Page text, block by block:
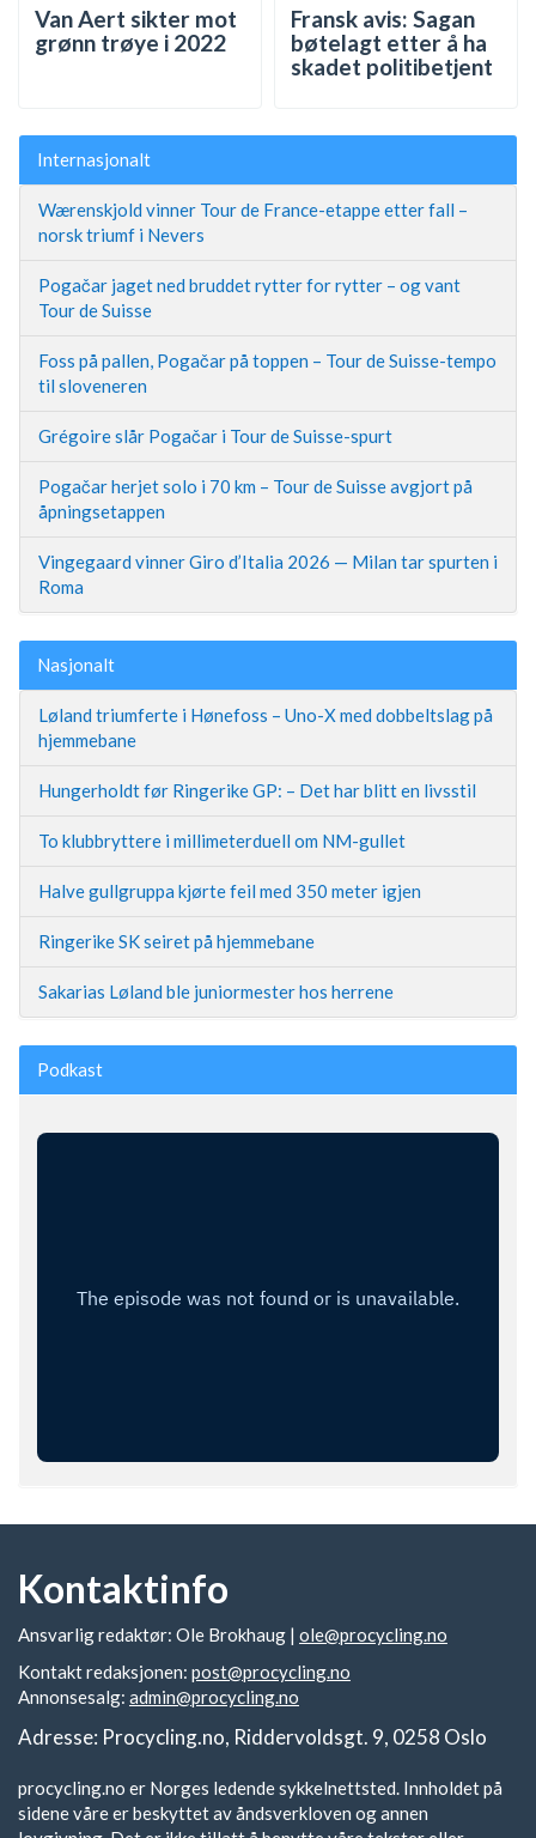
Van Aert sikter mot
grønn trøye i 2022
Fransk avis: Sagan
bøtelagt etter å ha
skadet politibetjent
Internasjonalt
Wærenskjold vinner Tour de France-etappe etter fall –
norsk triumf i Nevers
Pogačar jaget ned bruddet rytter for rytter – og vant
Tour de Suisse
Foss på pallen, Pogačar på toppen – Tour de Suisse-tempo
til sloveneren
Grégoire slår Pogačar i Tour de Suisse-spurt
Pogačar herjet solo i 70 km – Tour de Suisse avgjort på
åpningsetappen
Vingegaard vinner Giro d’Italia 2026 — Milan tar spurten i
Roma
Nasjonalt
Løland triumferte i Hønefoss – Uno-X med dobbeltslag på
hjemmebane
Hungerholdt før Ringerike GP: – Det har blitt en livsstil
To klubbryttere i millimeterduell om NM-gullet
Halve gullgruppa kjørte feil med 350 meter igjen
Ringerike SK seiret på hjemmebane
Sakarias Løland ble juniormester hos herrene
Podkast
Kontaktinfo
Ansvarlig redaktør: Ole Brokhaug | ole@procycling.no
Kontakt redaksjonen: post@procycling.no
Annonsesalg: admin@procycling.no
Adresse: Procycling.no, Riddervoldsgt. 9, 0258 Oslo
procycling.no er Norges ledende sykkelnettsted. Innholdet på
sidene våre er beskyttet av åndsverkloven og annen